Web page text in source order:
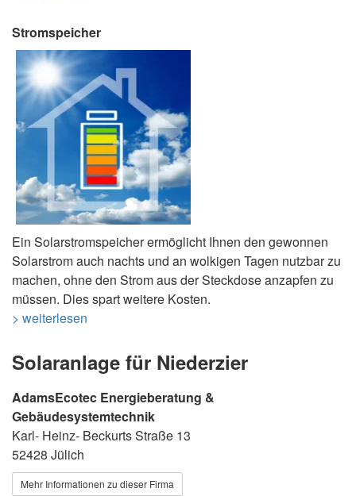
Stromspeicher
Ein Solarstromspeicher ermöglicht Ihnen den gewonnen
Solarstrom auch nachts und an wolkigen Tagen nutzbar zu
machen, ohne den Strom aus der Steckdose anzapfen zu
müssen. Dies spart weitere Kosten.
> weiterlesen
Solaranlage für Niederzier
AdamsEcotec Energieberatung &
Gebäudesystemtechnik
Karl- Heinz- Beckurts Straße 13
52428 Jülich
Mehr Informationen zu dieser Firma